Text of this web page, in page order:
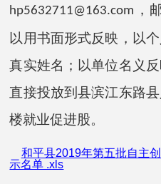
hp5632711@163.com ，
以用书面形式反映，以
真实姓名；以单位名义
直接投放到县滨江东路
楼就业促进股。
和平县2019年第五批自主
示名单 .xls